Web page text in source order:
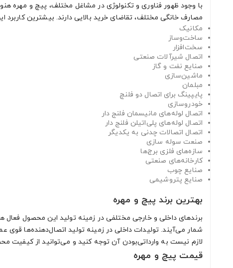
با وجود ظهور فناوری و تکنولوژی در مشاغل مختلف، پیچ و مهره
مصارف خانگی مختلف، تقاضای خرید بالایی دارند. بیشترین کاربرد
مکانیک
ساخت‌وساز
سخت‌افزار
اتصال شیرآلات صنعتی
صنایع نفت و گاز
ماشین‌سازی
مبلمان
پایپینگ برای اتصال دو فلنچ
خودروسازی
اتصال لوله‌های مانیسمان فلنج دار
اتصال لوله‌های پلی‌اتیلن فلنج دار
اتصال اتصالات چدنی به یکدیگر
صنعت سوله ‌سازی
سازه‌های فلزی برج‌ها
کارخانه‌های صنعتی
صنایع چوب
صنایع پتروشیمی
بهترین برند پیچ و مهره
برندهای داخلی و خارجی مختلفی در زمینه تولید این محصول
شمار می‌آیند. تولیدات داخلی در زمینه تولید اتصال‌دهنده‌ها قوی
لازم نیست به وارداتی‌بودن آن توجه کنید و می‌توانید از کیفیت
قیمت پیچ و مهره